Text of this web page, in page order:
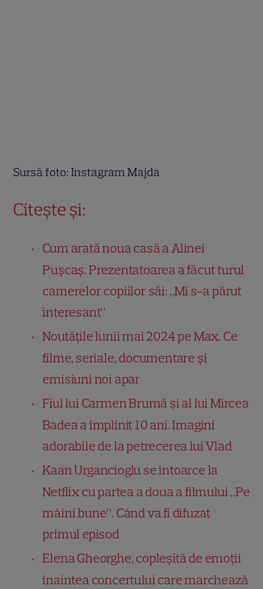
Sursă foto: Instagram Majda
Citește și:
Cum arată noua casă a Alinei
Pușcaș. Prezentatoarea a făcut turul
camerelor copiilor săi: „Mi s-a părut
interesant”
Noutățile lunii mai 2024 pe Max. Ce
filme, seriale, documentare și
emisiuni noi apar
Fiul lui Carmen Brumă și al lui Mircea
Badea a împlinit 10 ani. Imagini
adorabile de la petrecerea lui Vlad
Kaan Urgancioglu se întoarce la
Netflix cu partea a doua a filmului „Pe
mâini bune”. Când va fi difuzat
primul episod
Elena Gheorghe, copleșită de emoții
înaintea concertului care marchează